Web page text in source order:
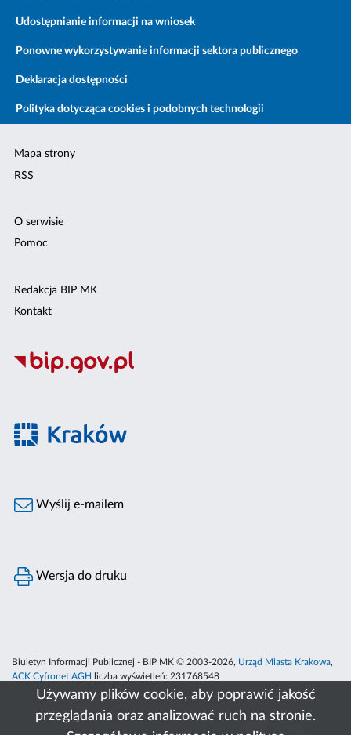
Używamy plików cookie, aby poprawić jakość
przeglądania oraz analizować ruch na stronie.
Udostępnianie informacji na wniosek
Ponowne wykorzystywanie informacji sektora publicznego
Deklaracja dostępności
Polityka dotycząca cookies i podobnych technologii
Mapa strony
RSS
O serwisie
Pomoc
Redakcja BIP MK
Kontakt
Wyślij e-mailem
Wersja do druku
Biuletyn Informacji Publicznej - BIP MK © 2003-2026, Urząd Miasta Krakowa,
ACK Cyfronet AGH
liczba wyświetleń: 231768548